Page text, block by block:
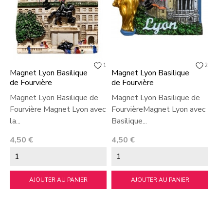
1
Magnet Lyon Basilique
de Fourvière
Magnet Lyon Basilique de
Fourvière Magnet Lyon avec
la...
Prix
4,50 €
AJOUTER AU PANIER
2
Magnet Lyon Basilique
de Fourvière
Magnet Lyon Basilique de
FourvièreMagnet Lyon avec
Basilique...
Prix
4,50 €
AJOUTER AU PANIER